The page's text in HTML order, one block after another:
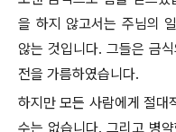
을 하지 않고서는 주님의
않는 것입니다. 그들은 금
전을 가름하였습니다.
하지만 모든 사람에게 절대
수는 없습니다. 그리고 병